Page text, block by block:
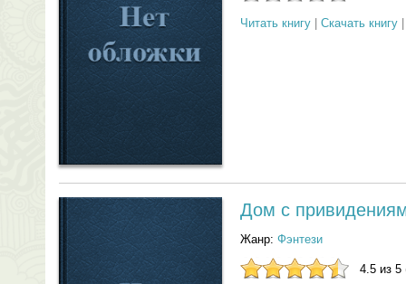
Читать книгу Скачать книгу
Дом с
Жанр: Фэнтези
4.5 из 5